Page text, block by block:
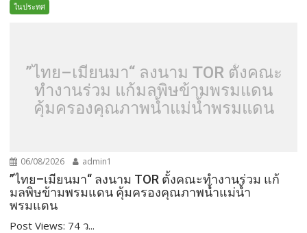
ในประทศ
”ไทย–เมียนมา“ ลงนาม TOR ตั้งคณะ
ทำงานร่วม แก้มลพิษข้ามพรมแดน
คุ้มครองคุณภาพน้ำแม่น้ำพรมแดน
06/08/2026 admin1
”ไทย–เมียนมา“ ลงนาม TOR ตั้งคณะทำงานร่วม แก้
มลพิษข้ามพรมแดน คุ้มครองคุณภาพน้ำแม่น้ำ
พรมแดน
Post Views: 74 ว...